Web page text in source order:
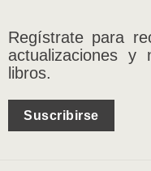
Regístrate para
actualizaciones y
libros.
Suscribirse